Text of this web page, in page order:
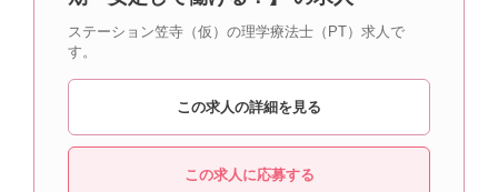
ステーション笠寺（仮）の理学療法士（PT）求人で
す。
この求人の詳細を見る
この求人に応募する